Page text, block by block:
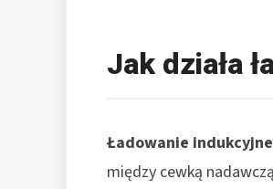
Jak działa
Ładowanie indukcyjne
między cewką